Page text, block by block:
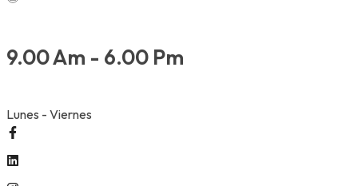
9.00 Am - 6.00 Pm
Lunes - Viernes